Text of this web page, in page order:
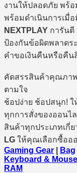
งานให้ปลอดภัย พร้
พร้อมดำเนินการเมื่
NEXTPLAY การันตี
ป้องกันข้อผิดพลาดร
คำขอเงินคืนหรือคื
คัดสรรสินค้าคุณภา
ตามใจ
ช้อปง่าย ช้อปสนุก! ใ
ทุกการสั่งของออนไล
สินค้าทุกประเภทเกี่
LG ให้คุณเลือกซื้ออ
Gaming Gear
Bag
Keyboard & Mouse
RAM